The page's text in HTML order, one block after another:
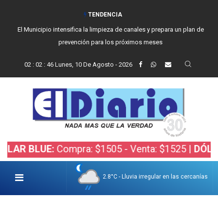
TENDENCIA
El Municipio intensifica la limpieza de canales y prepara un plan de
prevención para los próximos meses
02 : 02 : 47 Lunes, 10 De Agosto - 2026
Compra: $1505 - Venta: $1525 | DÓLAR
2.8°C - Lluvia irregular en las cercanías